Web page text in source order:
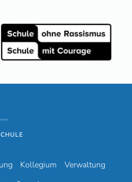
Kollegium
Verwaltung